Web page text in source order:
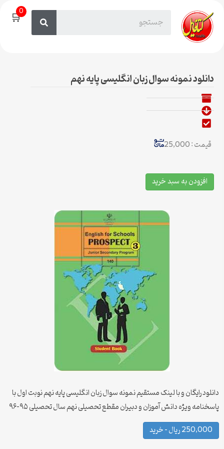
🛒0
دانلود نمونه سوال زبان انگلیسی پایه نهم
قیمت : 25,000
افزودن به سبد خرید
دانلود رایگان و با لینک مستقیم نمونه سوال زبان انگلیسی پایه نهم نوبت اول با
پاسخنامه ویژه دانش آموزان و دبیران مقطع تحصیلی نهم سال تحصیلی ۹۵-۹۶
250,000 ریال – خرید